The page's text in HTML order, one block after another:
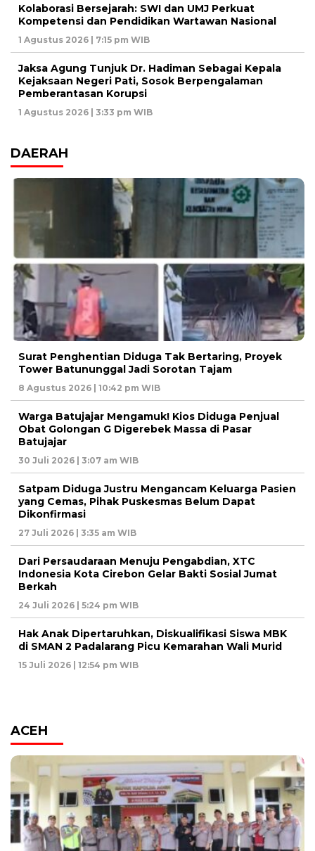
Kolaborasi Bersejarah: SWI dan UMJ Perkuat
Kompetensi dan Pendidikan Wartawan Nasional
1 Agustus 2026 | 7:15 pm WIB
Jaksa Agung Tunjuk Dr. Hadiman Sebagai Kepala
Kejaksaan Negeri Pati, Sosok Berpengalaman
Pemberantasan Korupsi
1 Agustus 2026 | 3:33 pm WIB
DAERAH
Surat Penghentian Diduga Tak Bertaring, Proyek
Tower Batununggal Jadi Sorotan Tajam
8 Agustus 2026 | 10:42 pm WIB
Warga Batujajar Mengamuk! Kios Diduga Penjual
Obat Golongan G Digerebek Massa di Pasar
Batujajar
30 Juli 2026 | 3:07 am WIB
Satpam Diduga Justru Mengancam Keluarga Pasien
yang Cemas, Pihak Puskesmas Belum Dapat
Dikonfirmasi
27 Juli 2026 | 3:35 am WIB
Dari Persaudaraan Menuju Pengabdian, XTC
Indonesia Kota Cirebon Gelar Bakti Sosial Jumat
Berkah
24 Juli 2026 | 5:24 pm WIB
Hak Anak Dipertaruhkan, Diskualifikasi Siswa MBK
di SMAN 2 Padalarang Picu Kemarahan Wali Murid
15 Juli 2026 | 12:54 pm WIB
ACEH